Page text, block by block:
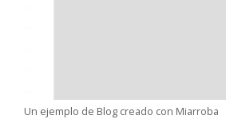
Un ejemplo de Blog creado con Miarroba